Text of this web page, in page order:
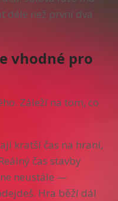
déle než první dva
vhodné pro
Záleží na tom, co
kratší čas na hraní,
čas stavby
neustále —
Hra běží dál